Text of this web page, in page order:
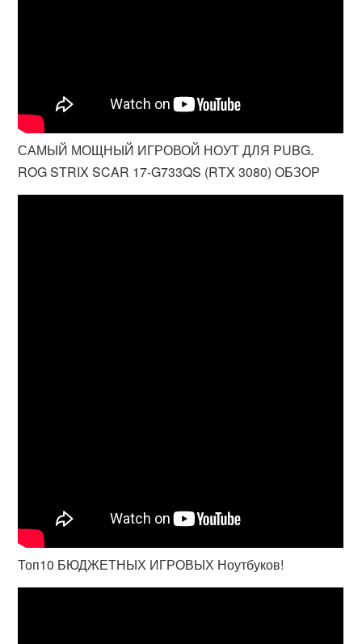
САМЫЙ МОЩНЫЙ ИГРОВОЙ НОУТ ДЛЯ PUBG.
ROG STRIX SCAR 17-G733QS (RTX 3080) ОБЗОР
Топ10 БЮДЖЕТНЫХ ИГРОВЫХ Ноутбуков!